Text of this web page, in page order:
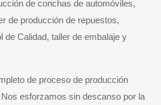
de conchas de automóviles,
de producción de repuestos,
de Calidad, taller de embalaje y
de proceso de producción
esforzamos sin descanso por la